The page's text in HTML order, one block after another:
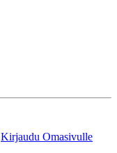
Kirjaudu Omasivulle